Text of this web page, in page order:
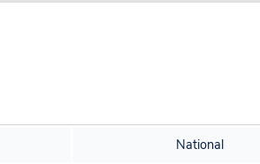
National